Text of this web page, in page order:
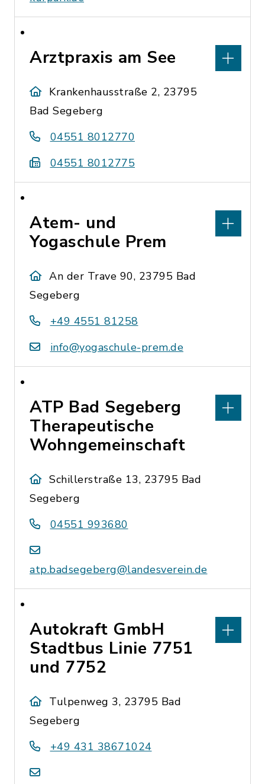
Arztpraxis am See
Krankenhausstraße 2, 23795
Bad Segeberg
04551 8012770
04551 8012775
Atem- und
Yogaschule Prem
An der Trave 90, 23795 Bad
Segeberg
+49 4551 81258
info@yogaschule-prem.de
ATP Bad Segeberg
Therapeutische
Wohngemeinschaft
Schillerstraße 13, 23795 Bad
Segeberg
04551 993680
atp.badsegeberg@landesverein.de
Autokraft GmbH
Stadtbus Linie 7751
und 7752
Tulpenweg 3, 23795 Bad
Segeberg
+49 431 38671024